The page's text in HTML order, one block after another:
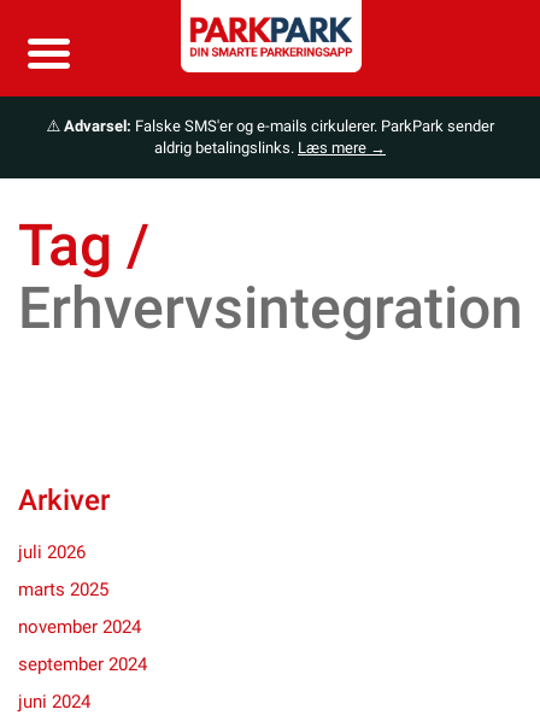
⚠️ Advarsel: Falske SMS'er og e-mails cirkulerer. ParkPark sender
aldrig betalingslinks. Læs mere →
Tag /
Erhvervsintegration
Arkiver
juli 2026
marts 2025
november 2024
september 2024
juni 2024